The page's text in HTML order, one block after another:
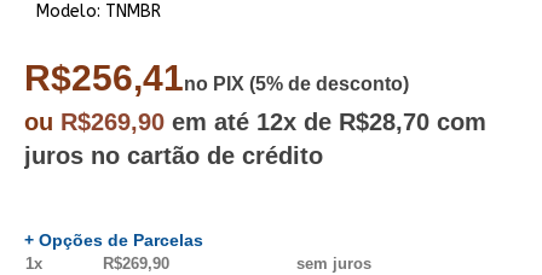
Modelo: TNMBR
R$256,41no PIX (5% de desconto)
ou R$269,90 em até 12x de R$28,70 com
juros no cartão de crédito
+ Opções de Parcelas
1x R$269,90
sem juros